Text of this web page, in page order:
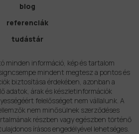
blog
referenciák
tudástár
minden információ, kép és tartalom
mindent megtesz a pontos és
biztosítása érdekében, azonban a
adatok, árak és készletinformációk
felelősséget nem vállalunk. A
nem minősülnek szerződéses
részben vagy egészben történő
írásos engedélyével lehetséges.